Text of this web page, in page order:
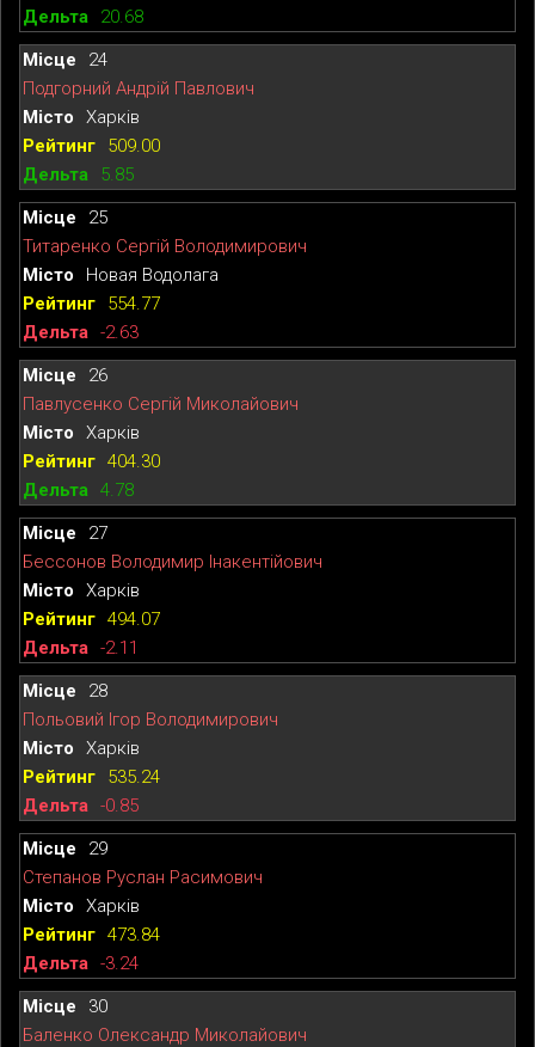
20.68
24
Подгорний Андрій Павлович
Харків
509.00
5.85
25
Титаренко Сергій Володимирович
Новая Водолага
554.77
-2.63
26
Павлусенко Сергій Миколайович
Харків
404.30
4.78
27
Бессонов Володимир Інакентійович
Харків
494.07
-2.11
28
Польовий Ігор Володимирович
Харків
535.24
-0.85
29
Степанов Руслан Расимович
Харків
473.84
-3.24
30
Баленко Олександр Миколайович